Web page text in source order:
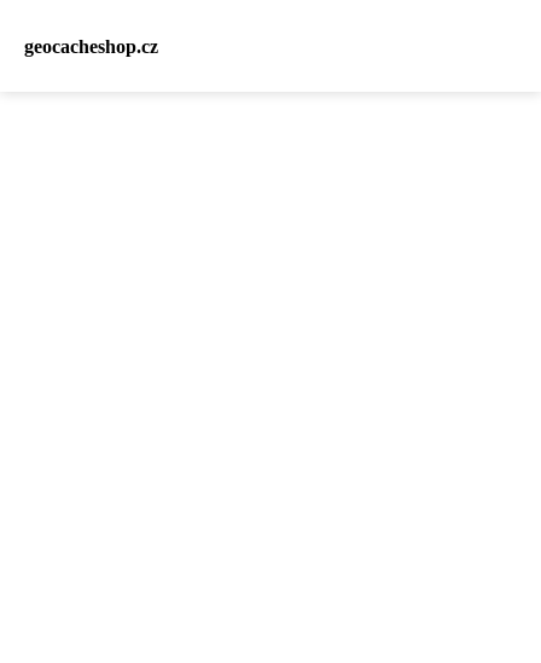
geocacheshop.cz